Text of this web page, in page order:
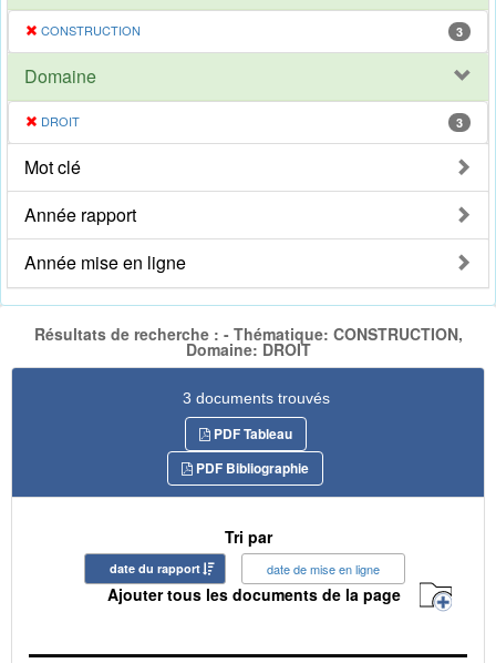
CONSTRUCTION 3
Domaine
DROIT 3
Mot clé
Année rapport
Année mise en ligne
Résultats de recherche : - Thématique: CONSTRUCTION,
Domaine: DROIT
3 documents trouvés
PDF Tableau
PDF Bibliographie
Tri par
date du rapport date de mise en ligne
Ajouter tous les documents de la page